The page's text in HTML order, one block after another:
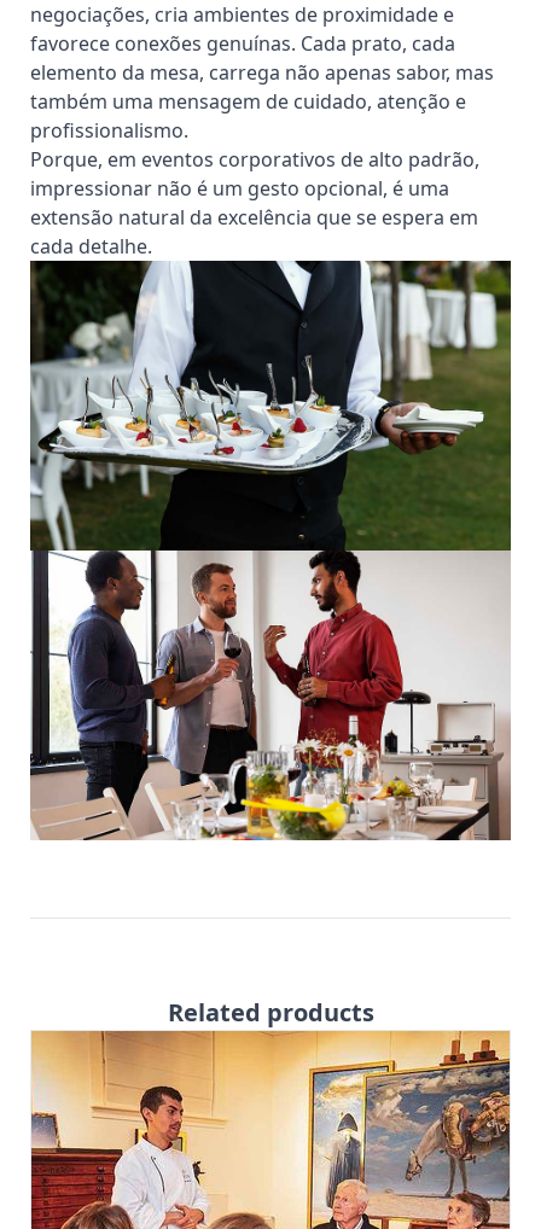
negociações, cria ambientes de proximidade e
favorece conexões genuínas. Cada prato, cada
elemento da mesa, carrega não apenas sabor, mas
também uma mensagem de cuidado, atenção e
profissionalismo.
Porque, em eventos corporativos de alto padrão,
impressionar não é um gesto opcional, é uma
extensão natural da excelência que se espera em
cada detalhe.
Related products